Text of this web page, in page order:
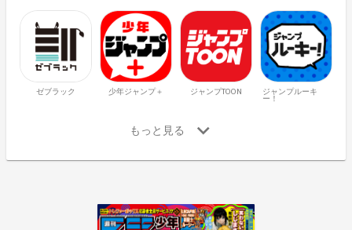
ゼブラック 少年ジャンプ＋ ジャンプTOON
ジャンプルーキ
ー！